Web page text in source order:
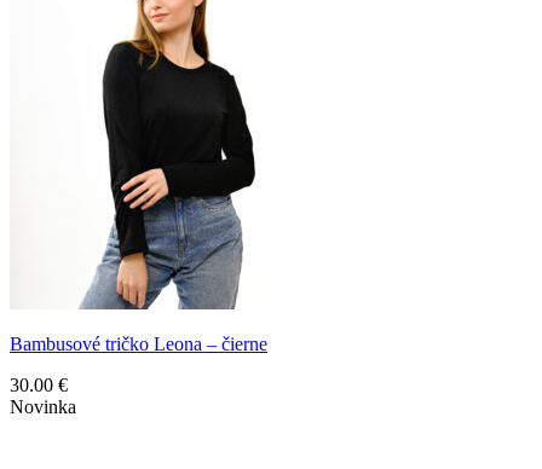
Bambusové tričko Leona – čierne
30.00 €
Novinka